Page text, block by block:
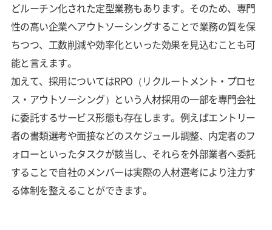
どルーチン化された定型業務もあります。そのため、専門
性の高い企業へアウトソーシングすることで業務の質を保
ちつつ、工数削減や効率化といった効果を見込むことも可
能と言えます。
加えて、採用についてはRPO（リクルートメント・プロセ
ス・アウトソーシング）という人材採用の一部を専門会社
に委託するサービス形態も存在します。例えばエントリー
者の書類選考や面接などのスケジュール調整、内定者のフ
ォローといったタスクが該当し、それらを外部業者へ委託
することで自社のメンバーは実際の人材選考により注力す
る体制を整えることができます。